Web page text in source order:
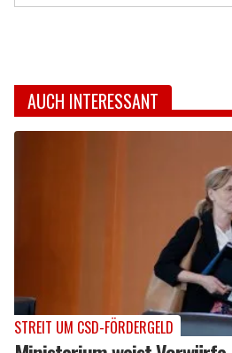
AUCH INTERESSANT
STREIT UM CSD-FÖRDERGELD